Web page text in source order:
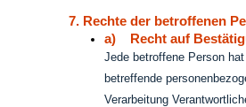
7. Rechte der betroffenen
a) Recht auf
Jede betroffene Person
betreffende
Verarbeitung